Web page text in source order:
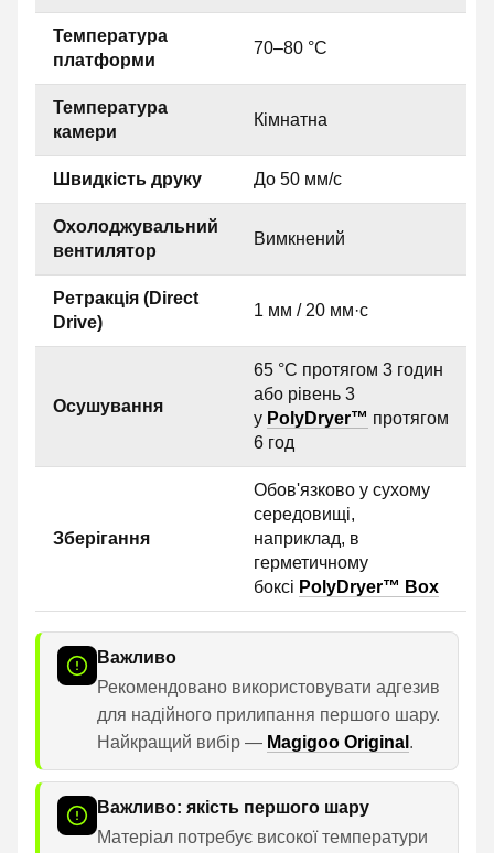
Температура
платформи
70–80 °C
Температура
камери
Кімнатна
Швидкість друку До 50 мм/с
Охолоджувальний
вентилятор
Вимкнений
Ретракція (Direct
Drive)
1 мм / 20 мм·с
Осушування
65 °C протягом 3 годин
або рівень 3
у PolyDryer™ протягом
6 год
Зберігання
Обов'язково у сухому
середовищі,
наприклад, в
герметичному
боксі PolyDryer™ Box
Важливо
Рекомендовано використовувати адгезив
для надійного прилипання першого шару.
Найкращий вибір — Magigoo Original .
Важливо: якість першого шару
Матеріал потребує високої температури